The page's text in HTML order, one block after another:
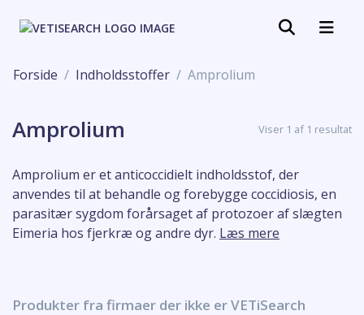
Forside Indholdsstoffer Amprolium
Amprolium Viser 1 af 1 resultat
Amprolium er et anticoccidielt indholdsstof, der
anvendes til at behandle og forebygge coccidiosis, en
parasitær sygdom forårsaget af protozoer af slægten
Eimeria hos fjerkræ og andre dyr. Læs mere
Produkter fra firmaer der ikke er VETiSearch